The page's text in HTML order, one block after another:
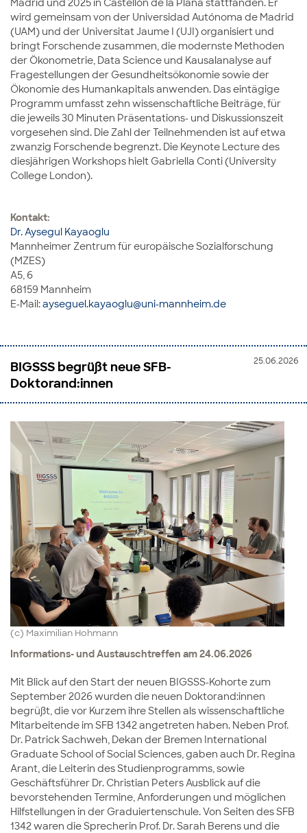
Madrid und 2025 in Castellón de la Plana stattfanden. Er
wird gemeinsam von der Universidad Autónoma de Madrid
(UAM) und der Universitat Jaume I (UJI) organisiert und
bringt Forschende zusammen, die modernste Methoden
der Ökonometrie, Data Science und Kausalanalyse auf
Fragestellungen der Gesundheitsökonomie sowie der
Ökonomie des Humankapitals anwenden. Das eintägige
Programm umfasst zehn wissenschaftliche Beiträge, für
die jeweils 30 Minuten Präsentations- und Diskussionszeit
vorgesehen sind. Die Zahl der Teilnehmenden ist auf etwa
zwanzig Forschende begrenzt. Die Keynote Lecture des
diesjährigen Workshops hielt Gabriella Conti (University
College London).
Kontakt:
Dr. Aysegul Kayaoglu
Mannheimer Zentrum für europäische Sozialforschung
(MZES)
A5, 6
68159 Mannheim
E-Mail:ayseguel.kayaoglu@uni-mannheim.de
25.06.2026
BIGSSS begrüßt neue SFB-
Doktorand:innen
(c) Maximilian Hohmann
Informations- und Austauschtreffen am 24.06.2026
Mit Blick auf den Start der neuen BIGSSS-Kohorte zum
September 2026 wurden die neuen Doktorand:innen
begrüßt, die vor Kurzem ihre Stellen als wissenschaftliche
Mitarbeitende im SFB 1342 angetreten haben. Neben Prof.
Dr. Patrick Sachweh, Dekan der Bremen International
Graduate School of Social Sciences, gaben auch Dr. Regina
Arant, die Leiterin des Studienprogramms, sowie
Geschäftsführer Dr. Christian Peters Ausblick auf die
bevorstehenden Termine, Anforderungen und möglichen
Hilfstellungen in der Graduiertenschule. Von Seiten des SFB
1342 waren die Sprecherin Prof. Dr. Sarah Berens und die